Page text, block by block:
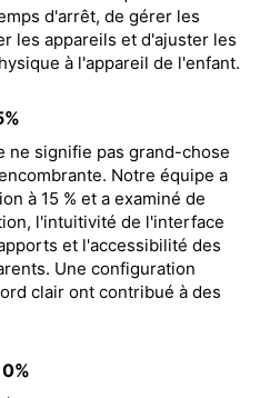
d'arrêt, de gérer les
les appareils et d'ajuster les
à l'appareil de l'enfant.
ne signifie pas grand-chose
Notre équipe a
à 15 % et a examiné de
l'intuitivité de l'interface
et l'accessibilité des
Une configuration
clair ont contribué à des